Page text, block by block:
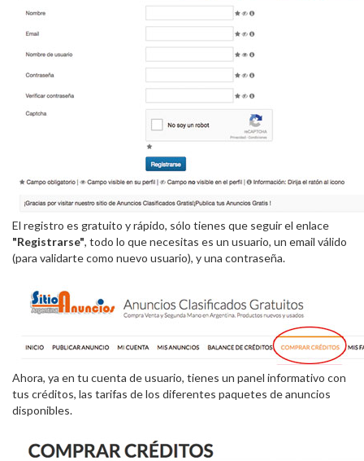
El registro es gratuito y rápido, sólo tienes que seguir el enlace
"Registrarse", todo lo que necesitas es un usuario, un email válido
(para validarte como nuevo usuario), y una contraseña.
Ahora, ya en tu cuenta de usuario, tienes un panel informativo con
tus créditos, las tarifas de los diferentes paquetes de anuncios
disponibles.